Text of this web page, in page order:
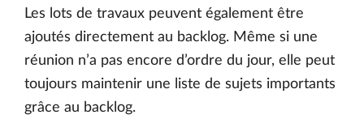
Les lots de travaux peuvent également être
ajoutés directement au backlog. Même si une
réunion n’a pas encore d’ordre du jour, elle peut
toujours maintenir une liste de sujets importants
grâce au backlog.